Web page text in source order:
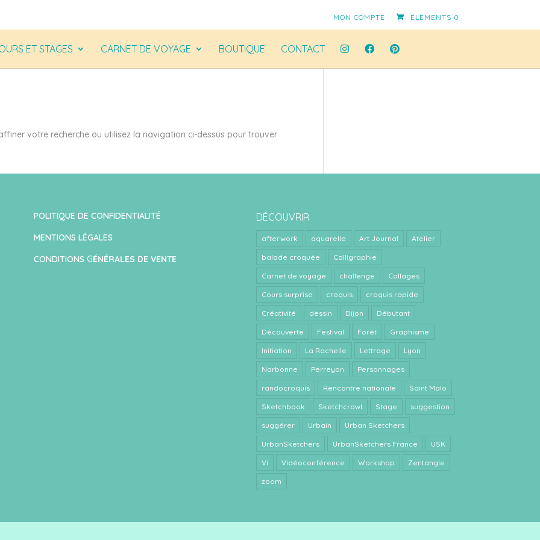
MON COMPTE ÉLÉMENTS 0
ET STAGES CARNET DE VOYAGE BOUTIQUE CONTACT
votre recherche ou utilisez la navigation ci-dessus pour trouver
POLITIQUE DE CONFIDENTIALITÉ
MENTIONS LÉGALES
CONDITIONS GÉNÉRALES DE VENTE
DÉCOUVRIR
afterwork aquarelle Art Journal Atelier
balade croquée Calligraphie
Carnet de voyage challenge Collages
Cours surprise croquis croquis rapide
Créativité dessin Dijon Débutant
Découverte Festival Forêt Graphisme
Initiation La Rochelle Lettrage Lyon
Narbonne Perreyon Personnages
randocroquis Rencontre nationale Saint Malo
Sketchbook Sketchcrawl Stage suggestion
suggérer Urbain Urban Sketchers
UrbanSketchers UrbanSketchers France USK
Vi Vidéoconférence Workshop Zentangle
zoom